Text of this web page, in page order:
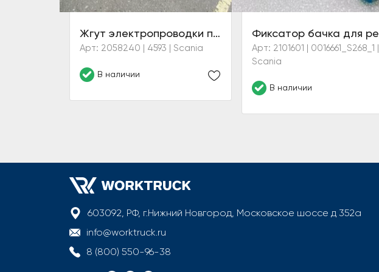
Жгут электропроводки панели приборов
Арт: 2058240 | 4593 | Scania
В наличии
Арт: 2101601 | 0016661_S268_1 |
Scania
В наличии
603092, РФ, г.Нижний Новгород, Московское шоссе д 352а
info@worktruck.ru
8 (800) 550-96-38